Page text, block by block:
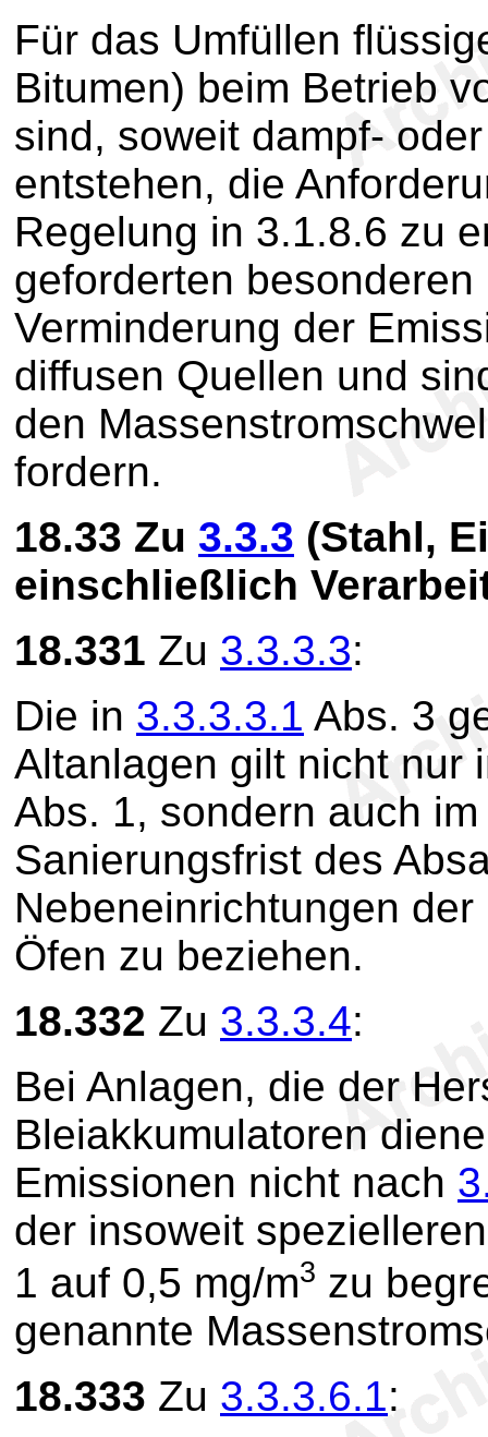
Für das Umfüllen
Bitumen) beim Betrieb
sind, soweit dampf-
entstehen, die
Regelung in 3.1.8.6 zu
geforderten
Verminderung der
diffusen Quellen und
den
fordern.
18.33 Zu 3.3.3 (Stahl,
einschließlich
18.331 Zu 3.3.3.3:
Die in 3.3.3.3.1 Abs. 3
Altanlagen gilt nicht nur
Abs. 1, sondern auch
Sanierungsfrist des
Nebeneinrichtungen
Öfen zu beziehen.
18.332 Zu 3.3.3.4:
Bei Anlagen, die der
Bleiakkumulatoren
Emissionen nicht nach
der insoweit
1 auf 0,5 mg/m3 zu
genannte
18.333 Zu 3.3.3.6.1: